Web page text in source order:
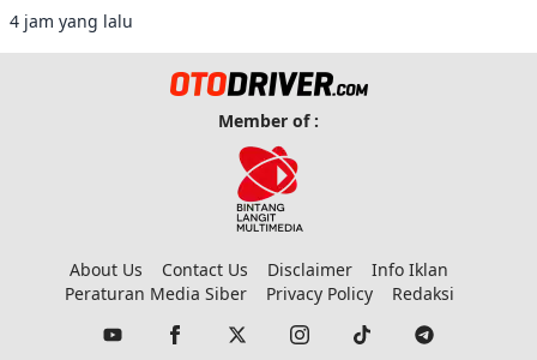
4 jam yang lalu
Member of :
About Us Contact Us Disclaimer
Info Iklan
Peraturan Media Siber
Privacy Policy Redaksi